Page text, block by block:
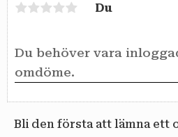
Du
Bli den första att lämna ett